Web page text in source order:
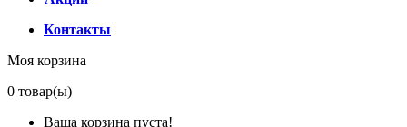
Контакты
Моя корзина
0 товар(ы)
Ваша корзина пуста!